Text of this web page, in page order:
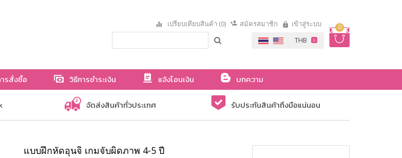
0
เปรียบเทียบสินค้า (0) สมัครสมาชิก เข้าสู่ระบบ
รสั่งซื้อ วิธีการชำระเงิน แจ้งโอนเงิน
บทความ
จัดส่งสินค้าทั่วประเทศ รับประกันสินค้าถึงมือแน่นอน
แบบฝึกหัดอุนจิ เกมจับผิดภาพ 4-5 ปี